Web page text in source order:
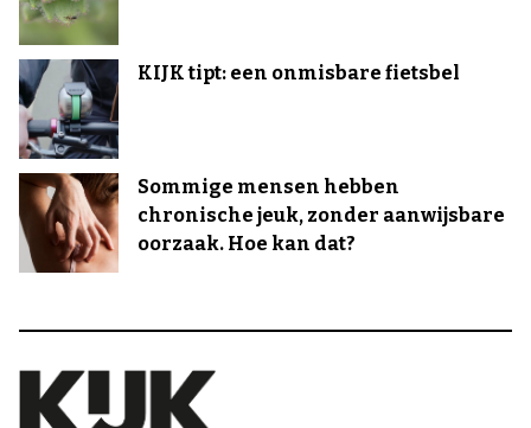
KIJK tipt: een onmisbare fietsbel
Sommige mensen hebben
chronische jeuk, zonder aanwijsbare
oorzaak. Hoe kan dat?